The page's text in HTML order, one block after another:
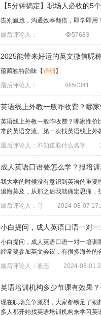
【5分钟搞定】职场人必收的5
告别尴尬，沟通效率翻倍，即学即用！
最后评论人：
57683
​2025能带来好运的英文微信昵
蕴藏独特韵味 【详细 】
最后评论人：
50341
英语线上外教一般咋收费？哪
英语线上外教一般咋收费？哪家性价
常的英语交流。第一次找英语线上外
最后评论人：不知道取什么名字
成人英语口语要怎么学？报培
我大学的时候没有意识到英语的重
追悔莫及，从那之后我就痛定思痛，
最后评论人：寻
2024-08-07
小白提问，成人英语口语一对
小白提问，成人英语口语一对一培训
经常要参加英文会议，有很多海外的
最后评论人：姿态
2024-08-01
英语培训机构多少节课有效果
现在职场竞争激烈，大家都铆足了
多人都开始找英语培训机构来学习英